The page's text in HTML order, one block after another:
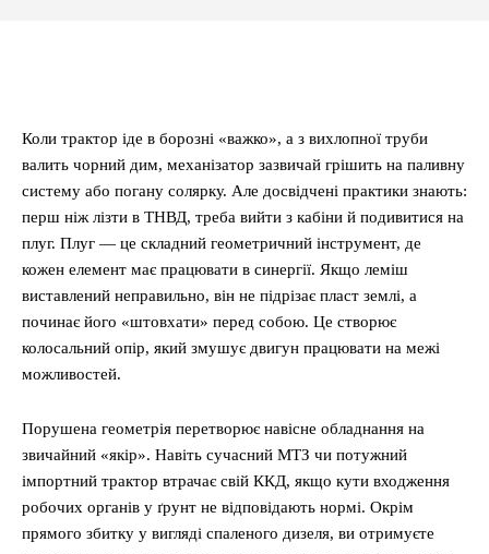
Коли трактор іде в борозні «важко», а з вихлопної труби
валить чорний дим, механізатор зазвичай грішить на паливну
систему або погану солярку. Але досвідчені практики знають:
перш ніж лізти в ТНВД, треба вийти з кабіни й подивитися на
плуг. Плуг — це складний геометричний інструмент, де
кожен елемент має працювати в синергії. Якщо леміш
виставлений неправильно, він не підрізає пласт землі, а
починає його «штовхати» перед собою. Це створює
колосальний опір, який змушує двигун працювати на межі
можливостей.
Порушена геометрія перетворює навісне обладнання на
звичайний «якір». Навіть сучасний МТЗ чи потужний
імпортний трактор втрачає свій ККД, якщо кути входження
робочих органів у ґрунт не відповідають нормі. Окрім
прямого збитку у вигляді спаленого дизеля, ви отримуєте